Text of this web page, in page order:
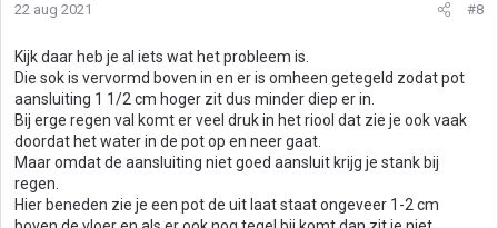
22 aug 2021 #8
Kijk daar heb je al iets wat het probleem is.
Die sok is vervormd boven in en er is omheen getegeld zodat pot
aansluiting 1 1/2 cm hoger zit dus minder diep er in.
Bij erge regen val komt er veel druk in het riool dat zie je ook vaak
doordat het water in de pot op en neer gaat.
Maar omdat de aansluiting niet goed aansluit krijg je stank bij
regen.
Hier beneden zie je een pot de uit laat staat ongeveer 1-2 cm